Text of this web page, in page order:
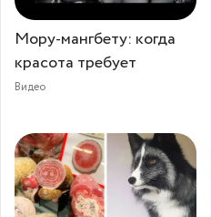
Мору-мангбету: когда
красота требует
Видео